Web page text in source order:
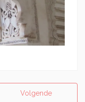
Volgende